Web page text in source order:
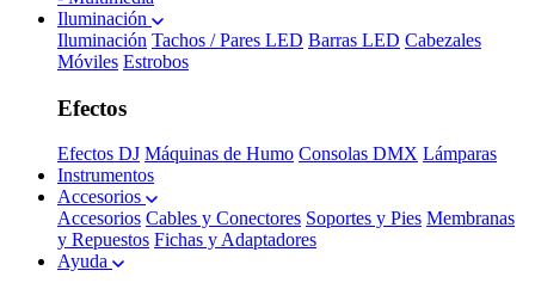
Iluminación
Iluminación Tachos / Pares LED Barras LED Cabezales
Móviles Estrobos
Efectos
Efectos DJ Máquinas de Humo Consolas DMX Lámparas
Instrumentos
Accesorios
Accesorios Cables y Conectores Soportes y Pies Membranas
y Repuestos Fichas y Adaptadores
Ayuda